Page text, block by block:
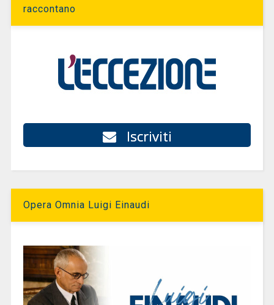
raccontano
Iscriviti
Opera Omnia Luigi Einaudi